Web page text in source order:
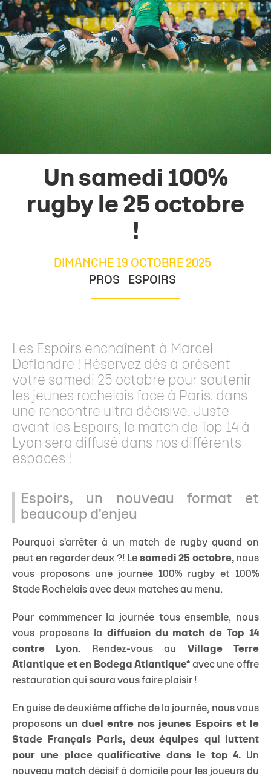
Un samedi 100%
rugby le 25 octobre
!
DIMANCHE 19 OCTOBRE 2025
PROS
ESPOIRS
Les Espoirs enchaînent à Marcel
Deflandre ! Réservez dès à présent
votre samedi 25 octobre pour soutenir
les jeunes rochelais face à Paris, dans
une rencontre ultra décisive. Juste
avant les Espoirs, le match de Top 14 à
Lyon sera diffusé dans nos différents
espaces !
Espoirs, un nouveau format et
beaucoup d'enjeu
Pourquoi s'arrêter à un match de rugby quand on
peut en regarder deux ?! Le samedi 25 octobre,nous
vous proposons une journée 100% rugby et 100%
Stade Rochelais avec deux matches au menu.
Pour commmencer la journée tous ensemble, nous
vous proposons la diffusion du match de Top 14
contre Lyon. Rendez-vous au Village Terre
Atlantique et en Bodega Atlantique* avec une offre
restauration qui saura vous faire plaisir !
En guise de deuxième affiche de la journée, nous vous
proposonsun duel entre nos jeunes Espoirs et le
Stade Français Paris, deux équipes qui luttent
pour une place qualificative dans le top 4. Un
nouveau match décisif à domicile pour les joueurs du